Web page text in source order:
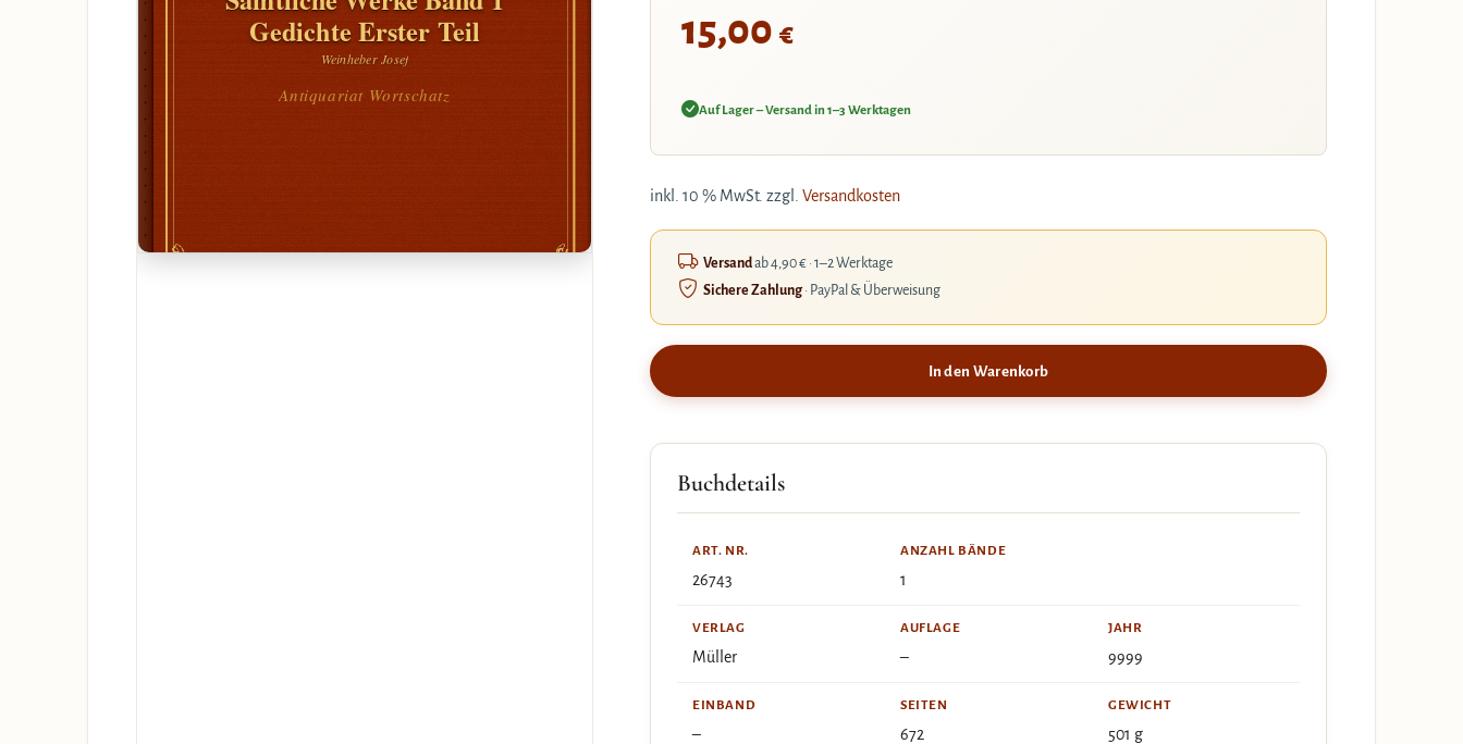
Gedichte Erster Teil
Weinheber Josef
Antiquariat Wortschatz
15,00 €
Auf Lager – Versand in 1–3 Werktagen
inkl. 10 % MwSt. zzgl. Versandkosten
Versandab 4,90 € · 1–2 Werktage
Sichere Zahlung· PayPal & Überweisung
In den Warenkorb
Buchdetails
ART. NR.
26743
ANZAHL BÄNDE
1
VERLAG
Müller
AUFLAGE
–
JAHR
9999
EINBAND
–
SEITEN
672
GEWICHT
501 g